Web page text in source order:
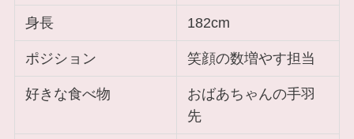
身長 182cm
ポジション 笑顔の数増やす担当
好きな食べ物
おばあちゃんの手羽
先